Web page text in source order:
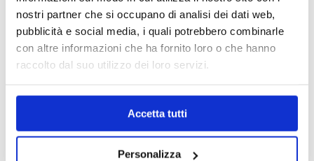
nostri partner che si occupano di analisi dei dati web,
pubblicità e social media, i quali potrebbero combinarle
con altre informazioni che ha fornito loro o che hanno
raccolto dal suo utilizzo dei loro servizi.
Accetta tutti
Personalizza